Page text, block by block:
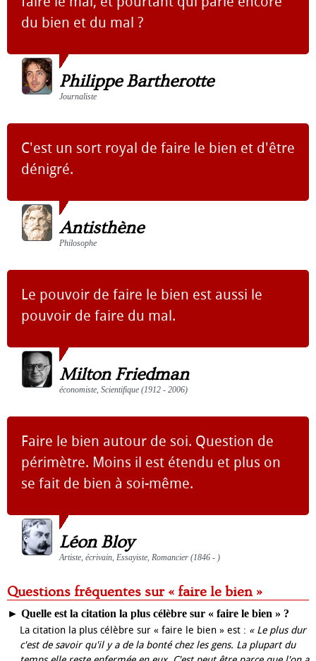
du bien et du mal ?
Philippe Bartherotte
Journaliste
C'est un sort royal de faire le bien et d'être
dénigré.
Antisthène
Philosophe
Le pouvoir de faire le bien est aussi le
pouvoir de faire du mal.
Milton Friedman
économiste, Scientifique (1912 - 2006)
Faire le bien autour de soi. Question de
périmètre. Moins il est étendu et plus on
se fait de bien à soi-même.
Léon Bloy
Artiste, écrivain, Essayiste, Romancier (1846 - )
Questions fréquentes sur « faire le bien »
► Quelle est la citation la plus célèbre sur « faire le bien » ?
La citation la plus célèbre sur « faire le bien » est : « Le plus dur
c'est de savoir qu'il y a de la bonté chez les gens. La plupart du